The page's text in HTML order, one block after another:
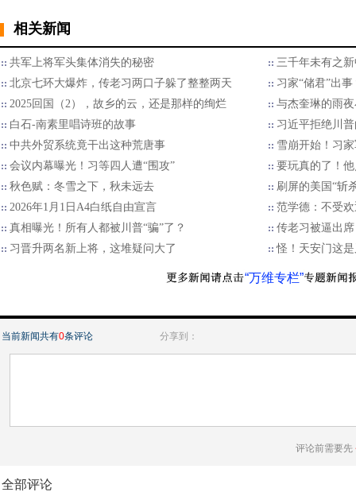
相关新闻
共军上将军头集体消失的秘密
三千年未有之
北京七环大爆炸，传老习两口子躲了整整两天
习家“储君”出
2025回国（2），故乡的云，还是那样的绚烂
与杰奎琳的雨
白石-南素里唱诗班的故事
习近平拒绝川普
中共外贸系统竟干出这种荒唐事
雪崩开始！习
会议内幕曝光！习等四人遭“围攻”
要玩真的了！
秋色赋：冬雪之下，秋未远去
刷屏的美国“斩
2026年1月1日A4白纸自由宣言
范学德：不受
真相曝光！所有人都被川普“骗”了？
传老习被逼出
习晋升两名新上将，这堆疑问大了
怪！天安门这
“万维专栏”
当前新闻共有0条评论 分享到：
评论前需要先
全部评论